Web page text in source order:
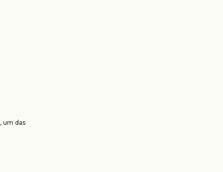
um das